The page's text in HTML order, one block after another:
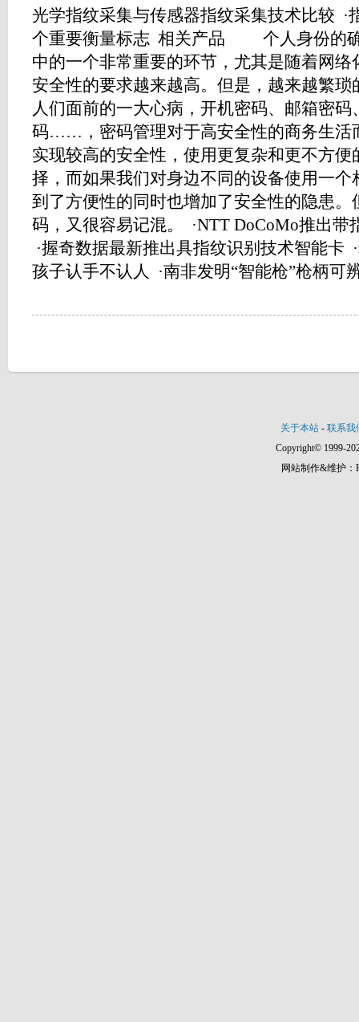
光学指纹采集与传感器指纹采集技术比较 ·
个重要衡量标志 相关产品 个人身份的确
中的一个非常重要的环节，尤其是随着网
安全性的要求越来越高。但是，越来越繁
人们面前的一大心病，开机密码、邮箱密
码……，密码管理对于高安全性的商务生活
实现较高的安全性，使用更复杂和更不方
择，而如果我们对身边不同的设备使用一
到了方便性的同时也增加了安全性的隐患
码，又很容易记混。 ·NTT DoCoMo推出带
·握奇数据最新推出具指纹识别技术智能卡
孩子认手不认人 ·南非发明“智能枪”枪柄可
关于本站 - 联系我
Copyright© 1999-
网站制作&维护